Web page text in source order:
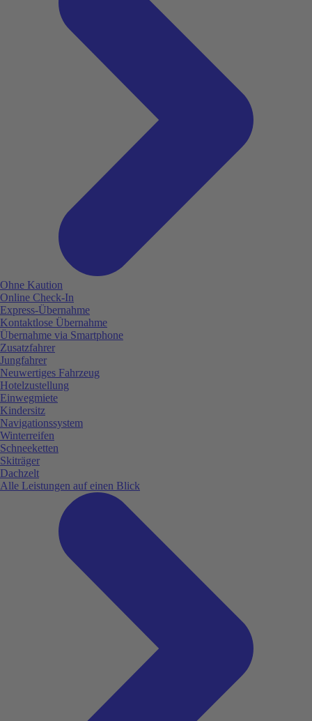
Ohne Kaution
Online Check-In
Express-Übernahme
Kontaktlose Übernahme
Übernahme via Smartphone
Zusatzfahrer
Jungfahrer
Neuwertiges Fahrzeug
Hotelzustellung
Einwegmiete
Kindersitz
Navigationssystem
Winterreifen
Schneeketten
Skiträger
Dachzelt
Alle Leistungen auf einen Blick